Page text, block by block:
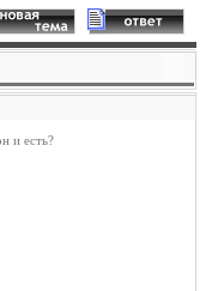
и есть?